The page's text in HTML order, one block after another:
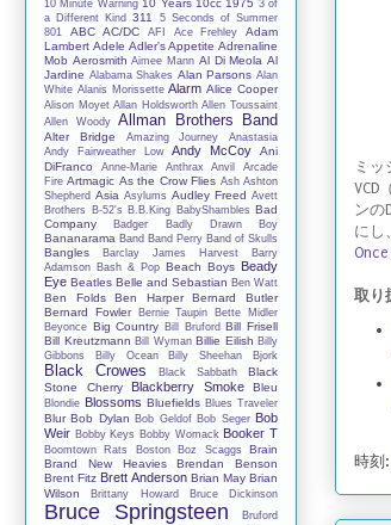
ミッ
VCD
ンの
にし
取り
時刻:
10 Minute Warning 10 Years 10cc 1975 3 of
a Different Kind
311
5 Seconds of Summer
801
ABC AC/DC AFI Ace Frehley
Adam
Lambert Adele Adler's Appetite Adrenaline
Mob Aerosmith Aimee Mann Al Di Meola Al
Jardine Alabama Shakes Alan Parsons Alan
White Alanis Morissette Alarm Alice Cooper
Alison Moyet Allan Holdsworth Allen Toussaint
Allen Woody
Allman Brothers Band
Alter Bridge Amazing Journey
Anastasia
Andy Fairweather Low
Andy McCoy
Ani
DiFranco
Anne-Marie Anthrax Anvil
Arcade
Fire Artmagic As the Crow Flies Ash Ashton
Shepherd Asia Asylums Audley Freed Avett
Brothers
B-52's B.B.King BabyShambles Bad
Company
Badger Badly Drawn Boy
Bananarama Band Band Perry Band of Skulls
Bangles Barclay James Harvest
Barry
Adamson Bash & Pop Beach Boys Beady
Eye Beatles Belle and Sebastian Ben Watt
Ben Folds Ben Harper
Bernard Butler
Bernard Fowler
Bernie Taupin
Bette Midler
Beyonce Big Country Bill Bruford Bill Frisell
Bill Kreutzmann Bill Wyman Billie Eilish Billy
Gibbons
Billy Ocean Billy Sheehan Bjork
Black Crowes Black Sabbath
Black
Stone Cherry
Blackberry Smoke Bleu
Blondie Blossoms Bluefields Blues Traveler
Blur Bob Dylan Bob Geldof Bob Seger Bob
Weir Bobby Keys Bobby Womack Booker T
Boomtown Rats Boston Boz Scaggs
Brain
Brand New Heavies
Brendan Benson
Brent Fitz Brett Anderson Brian May Brian
Wilson
Brittany Howard Bruce Dickinson
Bruce Springsteen
Bruford